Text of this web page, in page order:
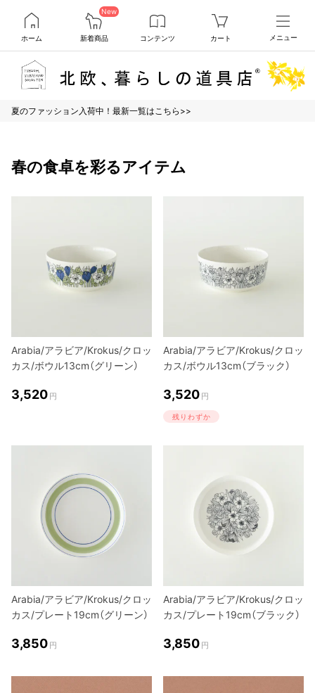
ホーム
New
新着商品 コンテンツ カート メニュー
夏のファッション入荷中！最新一覧はこちら>>
春の食卓を彩るアイテム
Arabia/アラビア/Krokus/クロッ
カス/ボウル13cm（グリーン）
3,520 円
Arabia/アラビア/Krokus/クロッ
カス/ボウル13cm（ブラック）
3,520 円
残りわずか
Arabia/アラビア/Krokus/クロッ
カス/プレート19cm（グリーン）
3,850 円
Arabia/アラビア/Krokus/クロッ
カス/プレート19cm（ブラック）
3,850 円